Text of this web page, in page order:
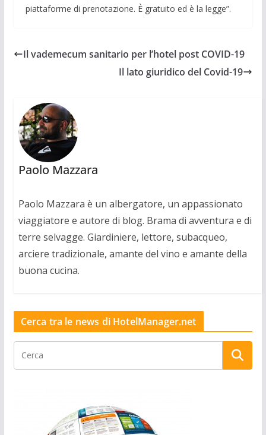
piattaforme di prenotazione. È gratuito ed è la legge”.
Il vademecum sanitario per l’hotel post COVID-19
Il lato giuridico del Covid-19
Paolo Mazzara
Paolo Mazzara è un albergatore, un appassionato
viaggiatore e autore di blog. Brama di avventura e di
terre selvagge. Giardiniere, lettore, subacqueo,
arciere tradizionale, amante del vino e amante della
buona cucina.
Cerca tra le news di HotelManager.net